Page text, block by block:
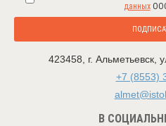
данных
423458 г. Альметьевск
+7 (8553)
В